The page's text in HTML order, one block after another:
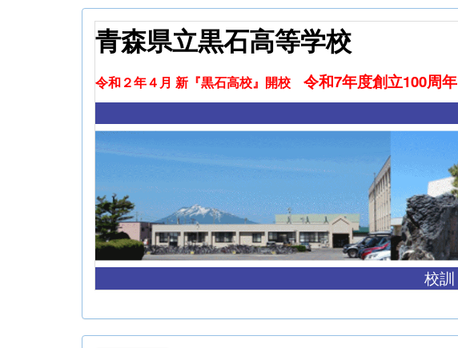
青森県立黒石高等学校
令和２年４月 新『黒石高校』開校 令和7年度創立100周年
校訓